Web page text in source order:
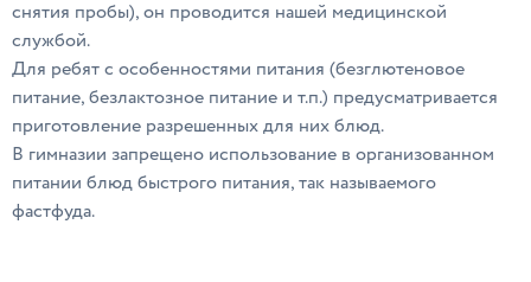
снятия пробы), он проводится нашей медицинской
службой.
Для ребят с особенностями питания (безглютеновое
питание, безлактозное питание и т.п.) предусматривается
приготовление разрешенных для них блюд.
В гимназии запрещено использование в организованном
питании блюд быстрого питания, так называемого
фастфуда.